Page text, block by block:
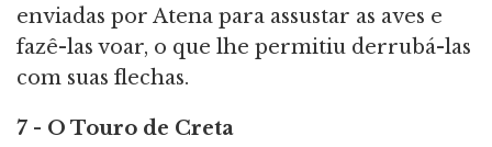
enviadas por Atena para assustar as aves e
fazê-las voar, o que lhe permitiu derrubá-las
com suas flechas.
7 - O Touro de Creta